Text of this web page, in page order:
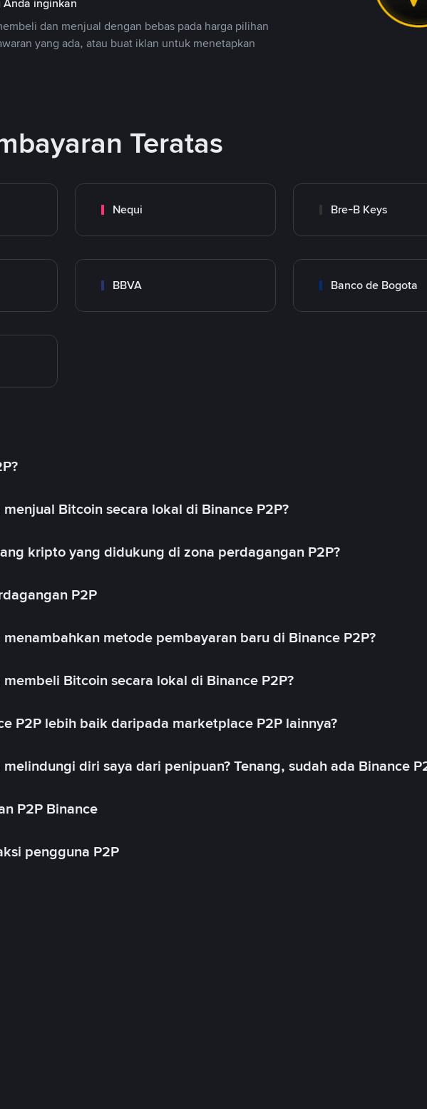
Anda inginkan
dan menjual dengan bebas pada harga pilihan
yang ada, atau buat iklan untuk menetapkan
Teratas
Nequi Bre-B Keys
BBVA Banco de Bogota
Bitcoin secara lokal di Binance P2P?
kripto yang didukung di zona perdagangan P2P?
P2P
metode pembayaran baru di Binance P2P?
Bitcoin secara lokal di Binance P2P?
P2P lebih baik daripada marketplace P2P lainnya?
diri saya dari penipuan? Tenang, sudah ada Binance
P2P Binance
pengguna P2P